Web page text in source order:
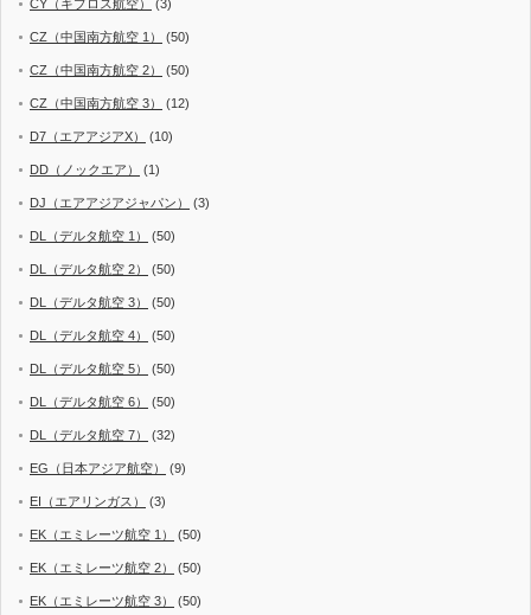
CY（キプロス航空） (3)
CZ（中国南方航空 1） (50)
CZ（中国南方航空 2） (50)
CZ（中国南方航空 3） (12)
D7（エアアジアX） (10)
DD（ノックエア） (1)
DJ（エアアジアジャパン） (3)
DL（デルタ航空 1） (50)
DL（デルタ航空 2） (50)
DL（デルタ航空 3） (50)
DL（デルタ航空 4） (50)
DL（デルタ航空 5） (50)
DL（デルタ航空 6） (50)
DL（デルタ航空 7） (32)
EG（日本アジア航空） (9)
EI（エアリンガス） (3)
EK（エミレーツ航空 1） (50)
EK（エミレーツ航空 2） (50)
EK（エミレーツ航空 3） (50)